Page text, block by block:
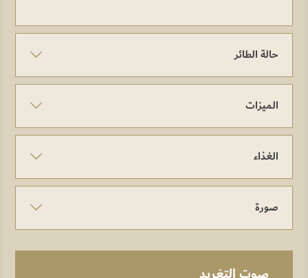
حالة الطائر
الميزات
الغذاء
صورة